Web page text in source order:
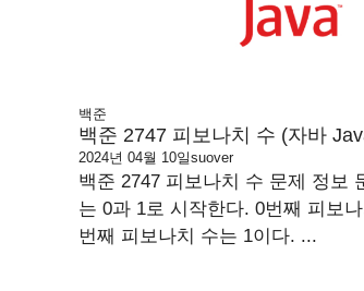
백준
백준 2747 피보나치 수 (자바
2024년 04월 10일suover
백준 2747 피보나치 수 문제 정보
는 0과 1로 시작한다. 0번째 피보
번째 피보나치 수는 1이다. ...